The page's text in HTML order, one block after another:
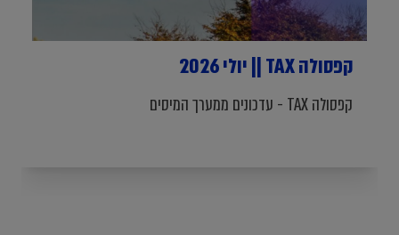
קפסולה TAX || יולי 2026
קפסולה TAX - עדכונים ממערך המיסים